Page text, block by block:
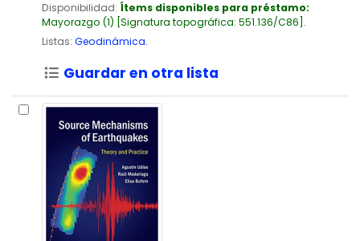
Disponibilidad: Ítems disponibles para préstamo:
Mayorazgo (1) Signatura topográfica: 551.136/C86 .
Listas: Geodinámica.
Guardar en otra lista